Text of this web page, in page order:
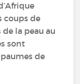
coups de
la peau au
sont
de